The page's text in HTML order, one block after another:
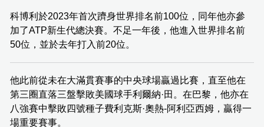
科博利於2023年首次躋身世界排名前100位，同年他亦參
加了ATP新生代總決賽。不足一年後，他進入世界排名前
50位，並於去年打入前20位。
他此前從未在大滿貫賽事的中央球場贏過比賽，直至他在
第三圈直落三盤擊敗美國球手利爾納·田。在巴黎，他亦在
八強賽中擊敗四號種子費利克斯·奧熱-阿利亞西姆，贏得一
場重要賽事。